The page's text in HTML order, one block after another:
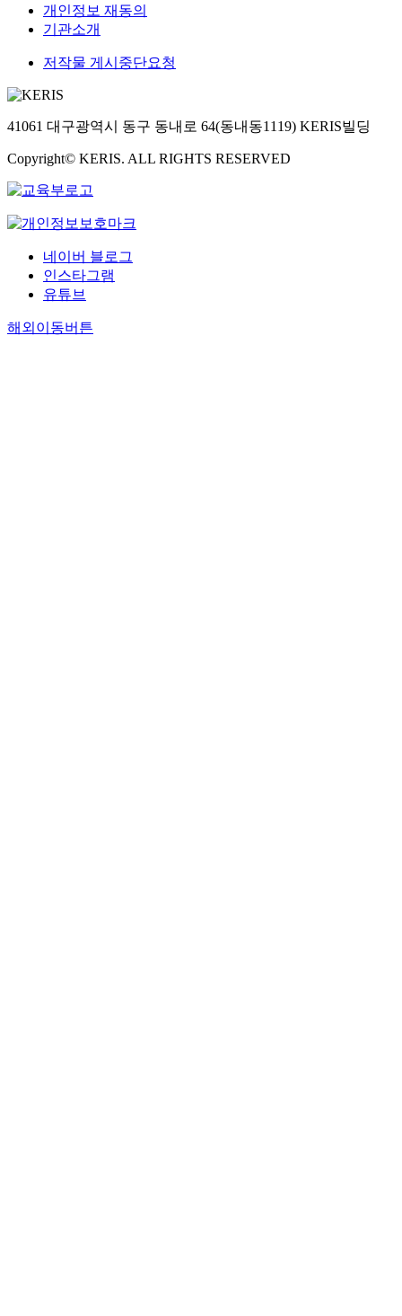
개인정보 재동의
기관소개
저작물 게시중단요청
41061 대구광역시 동구 동내로 64(동내동1119) KERIS빌딩
Copyright© KERIS. ALL RIGHTS RESERVED
네이버 블로그
인스타그램
유튜브
해외이동버튼